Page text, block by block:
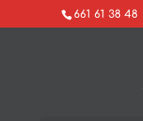
661 61 38 48